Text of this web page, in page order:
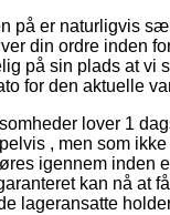
på er naturligvis
din ordre inden
på sin plads at vi
for den aktuelle
lover 1
, men som
igennem inden
kan nå at
lageransatte